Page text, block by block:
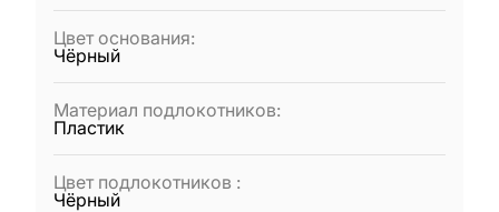
Цвет основания:
Чёрный
Материал подлокотников:
Пластик
Цвет подлокотников :
Чёрный